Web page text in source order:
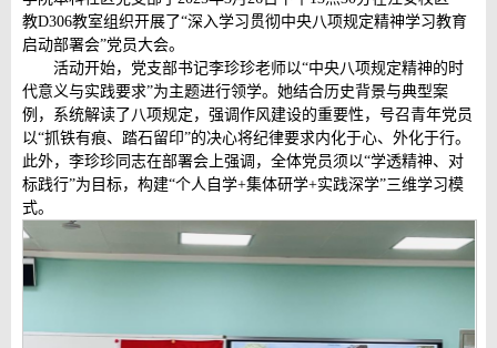
教D306教室组织开展了“深入学习贯彻中央八项规定精神学习教育
启动部署会”党员大会。
活动开始，党支部书记李珍珍老师以“中央八项规定精神的时
代意义与实践要求”为主题进行领学。她结合历史背景与典型案
例，系统解读了八项规定，强调作风建设的重要性，号召青年党员
以“抓铁有痕、踏石留印”的决心将纪律要求内化于心、外化于行。
此外，李珍珍同志在部署会上强调，全体党员须以“学透精神、对
标践行”为目标，构建“个人自学+集体研学+实践深学”三维学习模
式。